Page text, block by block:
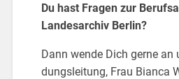
Du hast Fra­gen zur
Lan­des­ar­chiv Ber­lin?
Dann wende Dich gerne
dungs­lei­tung, Frau Bi­an­ca